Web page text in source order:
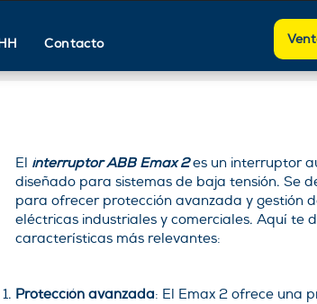
Contacto
El interruptor ABB Emax 2es un interruptor
diseñado para sistemas de baja tensión. Se
para ofrecer protección avanzada y gestión
eléctricas industriales y comerciales. Aquí te
características más relevantes:
Protección avanzada: El Emax 2 ofrece una